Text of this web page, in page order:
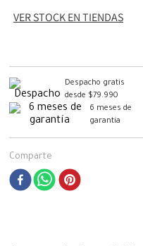
VER STOCK EN TIENDAS
Despacho gratis
desde $79.990
6 meses de
garantía
Comparte